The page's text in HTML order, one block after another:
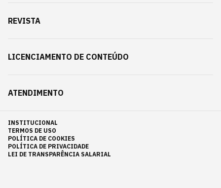
REVISTA
LICENCIAMENTO DE CONTEÚDO
ATENDIMENTO
INSTITUCIONAL
TERMOS DE USO
POLÍTICA DE COOKIES
POLÍTICA DE PRIVACIDADE
LEI DE TRANSPARÊNCIA SALARIAL